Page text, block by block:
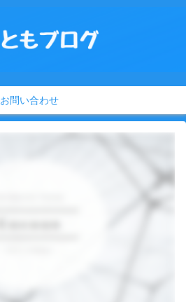
お問い合わせ